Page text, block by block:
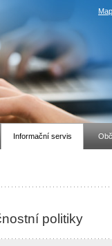
Informační servis
politiky